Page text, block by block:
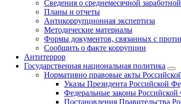
Сведения о среднемесячной
Планы и отчеты
Антикоррупционная экспертиза
Методические материалы
Формы документов, связанных с
Сообщить о факте коррупции
Антитеррор
Государственная национальная политика
Нормативно правовые акты
Указы Президента Российской
Федеральные законы
Постановления Правительства